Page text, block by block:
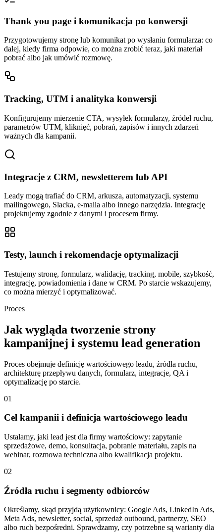
Thank you page i komunikacja po konwersji
Przygotowujemy stronę lub komunikat po wysłaniu formularza: co
dalej, kiedy firma odpowie, co można zrobić teraz, jaki materiał
pobrać albo jak umówić rozmowę.
Tracking, UTM i analityka konwersji
Konfigurujemy mierzenie CTA, wysyłek formularzy, źródeł ruchu,
parametrów UTM, kliknięć, pobrań, zapisów i innych zdarzeń
ważnych dla kampanii.
Integracje z CRM, newsletterem lub API
Leady mogą trafiać do CRM, arkusza, automatyzacji, systemu
mailingowego, Slacka, e-maila albo innego narzędzia. Integrację
projektujemy zgodnie z danymi i procesem firmy.
Testy, launch i rekomendacje optymalizacji
Testujemy stronę, formularz, walidację, tracking, mobile, szybkość,
integrację, powiadomienia i dane w CRM. Po starcie wskazujemy,
co można mierzyć i optymalizować.
Proces
Jak wygląda tworzenie strony
kampanijnej i systemu lead generation
Proces obejmuje definicję wartościowego leadu, źródła ruchu,
architekturę przepływu danych, formularz, integracje, QA i
optymalizację po starcie.
01
Cel kampanii i definicja wartościowego leadu
Ustalamy, jaki lead jest dla firmy wartościowy: zapytanie
sprzedażowe, demo, konsultacja, pobranie materiału, zapis na
webinar, rozmowa techniczna albo kwalifikacja projektu.
02
Źródła ruchu i segmenty odbiorców
Określamy, skąd przyjdą użytkownicy: Google Ads, LinkedIn Ads,
Meta Ads, newsletter, social, sprzedaż outbound, partnerzy, SEO
albo ruch bezpośredni. Sprawdzamy, czy potrzebne są warianty dla